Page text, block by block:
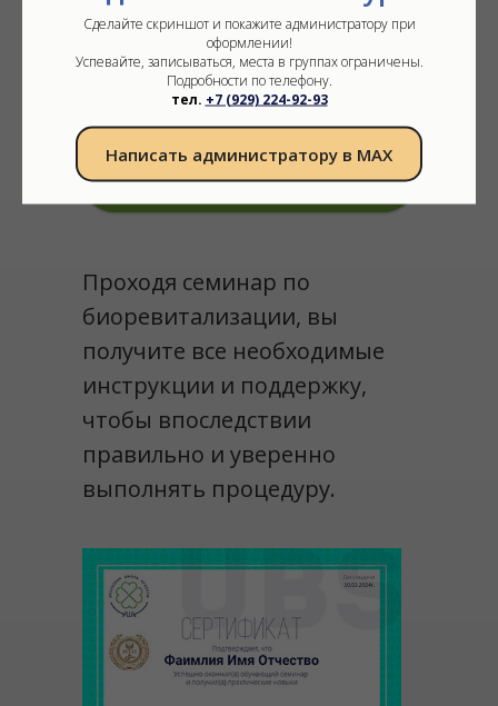
Сделайте скриншот и покажите администратору при
оформлении!
Успевайте, записываться, места в группах ограничены.
Подробности по телефону.
тел. +7 (929) 224-92-93
Написать администратору в МАХ
Отработаете процедуры на
моделях под руководством
опытного преподавателя
Получите сертификат,
подтверждающий знания и
навыки.
Проходя семинар по
биоревитализации, вы
получите все необходимые
инструкции и поддержку,
чтобы впоследствии
правильно и уверенно
выполнять процедуру.